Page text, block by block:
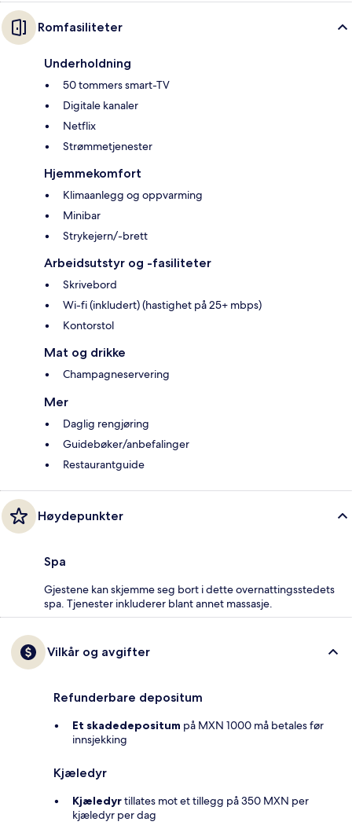
Romfasiliteter
Underholdning
50 tommers smart-TV
Digitale kanaler
Netflix
Strømmetjenester
Hjemmekomfort
Klimaanlegg og oppvarming
Minibar
Strykejern/-brett
Arbeidsutstyr og -fasiliteter
Skrivebord
Wi-fi (inkludert) (hastighet på 25+ mbps)
Kontorstol
Mat og drikke
Champagneservering
Mer
Daglig rengjøring
Guidebøker/anbefalinger
Restaurantguide
Høydepunkter
Spa
Gjestene kan skjemme seg bort i dette overnattingsstedets
spa. Tjenester inkluderer blant annet massasje.
Vilkår og avgifter
Refunderbare depositum
Et skadedepositum på MXN 1000 må betales før
innsjekking
Kjæledyr
Kjæledyrtillates mot et tillegg på 350 MXN per
kjæledyr per dag